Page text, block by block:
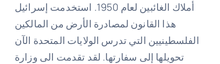
أملاك الغائبين لعام 1950. استخدمت إسرائيل
هذا القانون لمصادرة الأرض من المالكين
الفلسطينيين التي تدرس الولايات المتحدة الآن
تحويلها إلى سفارتها. لقد تقدمت الى وزارة